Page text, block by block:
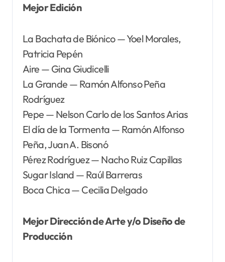
Mejor Edición
La Bachata de Biónico — Yoel Morales,
Patricia Pepén
Aire — Gina Giudicelli
La Grande — Ramón Alfonso Peña
Rodríguez
Pepe — Nelson Carlo de los Santos Arias
El día de la Tormenta — Ramón Alfonso
Peña, Juan A. Bisonó
Pérez Rodríguez — Nacho Ruiz Capillas
Sugar Island — Raúl Barreras
Boca Chica — Cecilia Delgado
Mejor Dirección de Arte y/o Diseño de
Producción